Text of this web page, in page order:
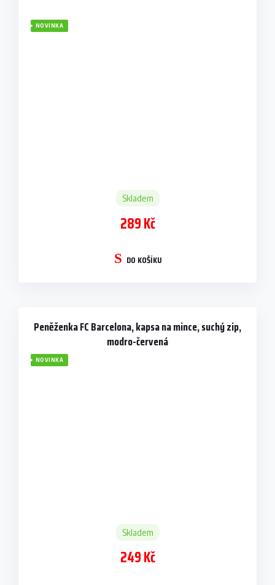
NOVINKA
Skladem
289 Kč
DO KOŠÍKU
Peněženka FC Barcelona, kapsa na mince, suchý zip,
modro-červená
NOVINKA
Skladem
249 Kč